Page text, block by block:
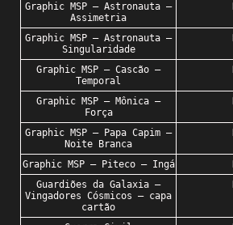
Graphic MSP – Astronauta –
Assimetria
Graphic MSP – Astronauta –
Singularidade
Graphic MSP – Cascão –
Temporal
Graphic MSP – Mônica –
Força
Graphic MSP – Papa Capim –
Noite Branca
Graphic MSP – Piteco – Ingá
Guardiões da Galaxia –
Vingadores Cósmicos – capa
cartão